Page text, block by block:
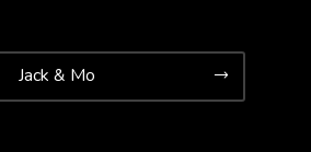
Jack & Mo